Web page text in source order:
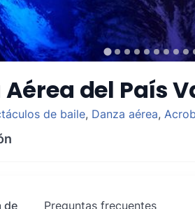
del País
de baile, Danza aérea,
de Preguntas frecuentes